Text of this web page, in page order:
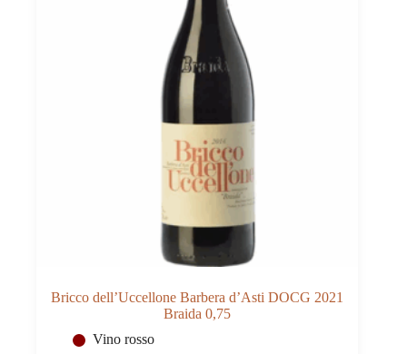
Bricco dell’Uccellone Barbera d’Asti DOCG 2021
Braida 0,75
Vino rosso